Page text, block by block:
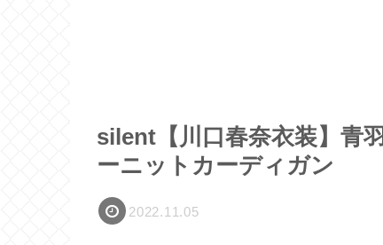
silent【川口春奈衣装】青
ーニットカーディガン
2022.11.05